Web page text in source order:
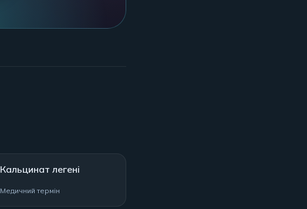
Кальцинат легені
Медичний термін